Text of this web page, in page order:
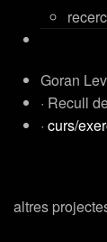
Goran
· Recull
· curs/
altres